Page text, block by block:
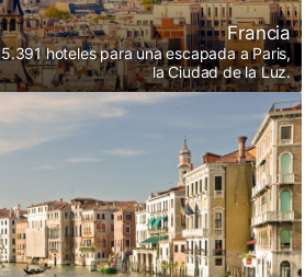
Francia
5.391 hoteles para una escapada a Paris,
la Ciudad de la Luz.